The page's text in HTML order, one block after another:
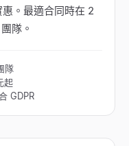
。最適合同時在 2
隊。
隊
起
GDPR